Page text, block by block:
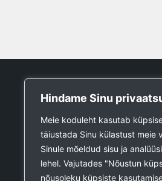
Hindame Sinu
Meie koduleht kasutab
täiustada Sinu külastust meie
Sinule mõeldud sisu ja
lehel. Vajutades "Nõustun
nõusoleku küpsiste
Tööpank
Kuulutused
Firmad ja teenused
Ehitustööde päring
Ehitusmaterjali päring